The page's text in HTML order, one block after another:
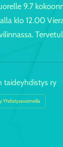
9.7
klo 12.00
taideyhdistys ry
Yhdistysavaimella